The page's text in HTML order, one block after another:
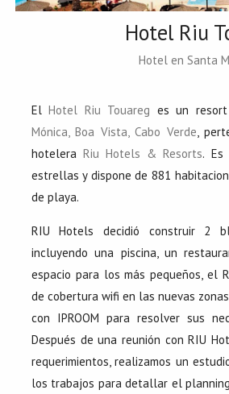
Hotel Riu
Hotel en Santa
ElHotel Riu Touareg es un
Mónica, Boa Vista, Cabo Verde,
hoteleraRiu Hotels & Resorts. Es
estrellas y dispone de 881
de playa.
RIU Hotels decidió construir 2
incluyendo una piscina, un
espacio para los más pequeños, el
de cobertura wifi en las nuevas
con IPROOM para resolver sus
Después de una reunión con RIU
requerimientos, realizamos un
los trabajos para detallar el